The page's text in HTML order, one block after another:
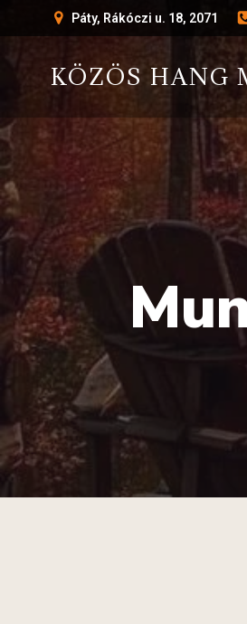
Páty, Rákóczi u. 18, 2071
KÖZÖS HANG